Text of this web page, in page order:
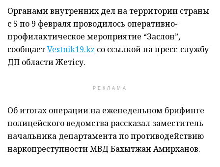
Органами внутренних дел на территории страны
с 5 по 9 февраля проводилось оперативно-
профилактическое мероприятие “Заслон”,
сообщаетVestnik19.kz со ссылкой на пресс-службу
ДП области Жетісу.
РЕКЛАМА
Об итогах операции на еженедельном брифинге
полицейского ведомства рассказал заместитель
начальника департамента по противодействию
наркопреступности МВД Бахытжан Амирханов.